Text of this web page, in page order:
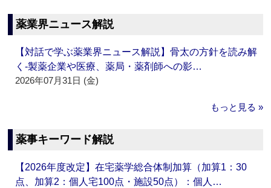
薬業界ニュース解説
【対話で学ぶ薬業界ニュース解説】骨太の方針を読み解
く‐製薬企業や医療、薬局・薬剤師への影…
2026年07月31日 (金)
もっと見る »
薬事キーワード解説
【2026年度改定】在宅薬学総合体制加算（加算1：30
点、加算2：個人宅100点・施設50点）：個人…